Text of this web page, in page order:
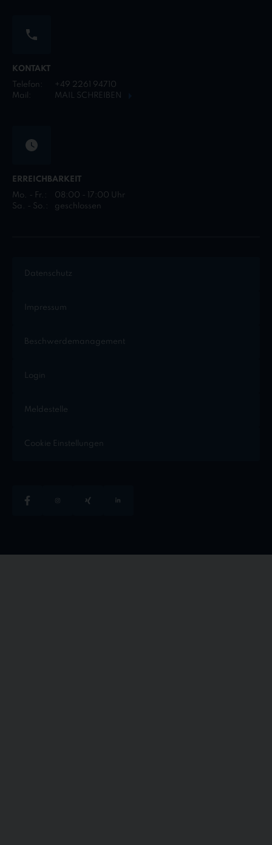
KONTAKT
Telefon:
+49 2261 94710
Mail:
MAIL SCHREIBEN
ERREICHBARKEIT
Mo. - Fr.:
08:00 - 17:00 Uhr
Sa. - So.:
geschlossen
Datenschutz
Impressum
Beschwerdemanagement
Login
Meldestelle
Cookie Einstellungen